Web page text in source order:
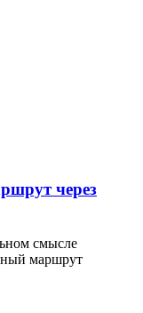
через
смысле
маршрут